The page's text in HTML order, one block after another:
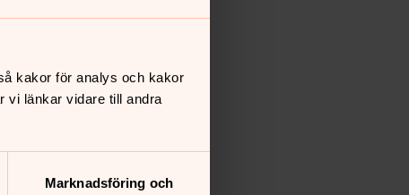
kakor för analys och kakor
vi länkar vidare till andra
Marknadsföring och